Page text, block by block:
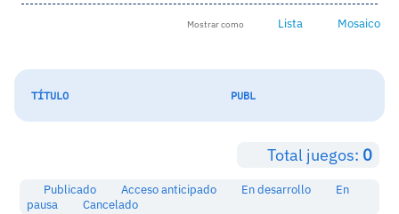
Mostrar como Lista Mosaico
TÍTULO PUBL
Total juegos: 0
Publicado Acceso anticipado En desarrollo
En
pausa
Cancelado